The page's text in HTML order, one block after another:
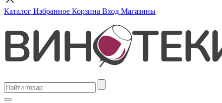
Каталог Избранное Корзина Вход Магазины